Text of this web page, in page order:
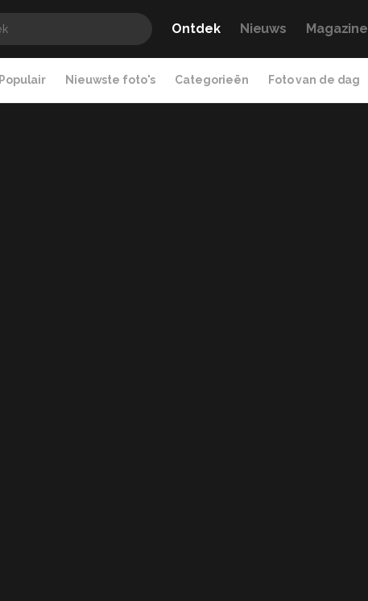
Ontdek Nieuws Magazine
Populair Nieuwste foto's Categorieën Foto van de dag